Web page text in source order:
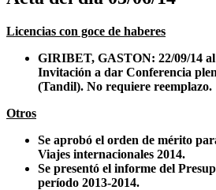
Licencias con goce de haberes
GIRIBET, GASTON: 22/09/14
Invitación a dar Conferencia
(Tandil). No requiere reemplazo.
Otros
Se aprobó el orden de mérito
Viajes internacionales 2014.
Se presentó el informe del
período 2013-2014.